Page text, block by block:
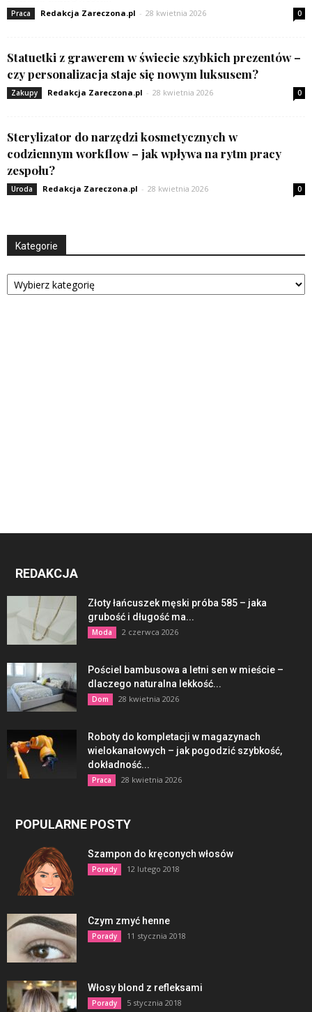
Praca Redakcja Zareczona.pl - 28 kwietnia 2026 0
Statuetki z grawerem w świecie szybkich prezentów –
czy personalizacja staje się nowym luksusem?
Zakupy Redakcja Zareczona.pl - 28 kwietnia 2026 0
Sterylizator do narzędzi kosmetycznych w
codziennym workflow – jak wpływa na rytm pracy
zespołu?
Uroda Redakcja Zareczona.pl - 28 kwietnia 2026 0
Kategorie
Kategorie
REDAKCJA
Złoty łańcuszek męski próba 585 – jaka
grubość i długość ma...
Moda 2 czerwca 2026
Pościel bambusowa a letni sen w mieście –
dlaczego naturalna lekkość...
Dom 28 kwietnia 2026
Roboty do kompletacji w magazynach
wielokanałowych – jak pogodzić szybkość,
dokładność...
Praca 28 kwietnia 2026
POPULARNE POSTY
Szampon do kręconych włosów
Porady 12 lutego 2018
Czym zmyć henne
Porady 11 stycznia 2018
Włosy blond z refleksami
Porady 5 stycznia 2018